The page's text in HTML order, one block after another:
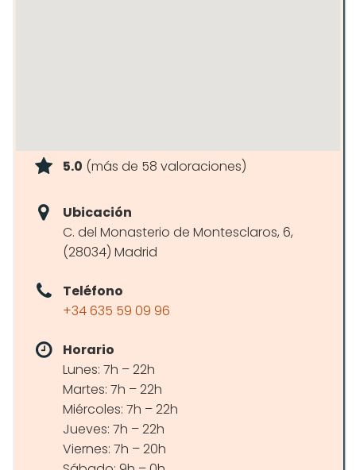
5.0 (más de 58 valoraciones)
Ubicación
C. del Monasterio de Montesclaros, 6,
(28034) Madrid
Teléfono
+34 635 59 09 96
Horario
Lunes: 7h – 22h
Martes: 7h – 22h
Miércoles: 7h – 22h
Jueves: 7h – 22h
Viernes: 7h – 20h